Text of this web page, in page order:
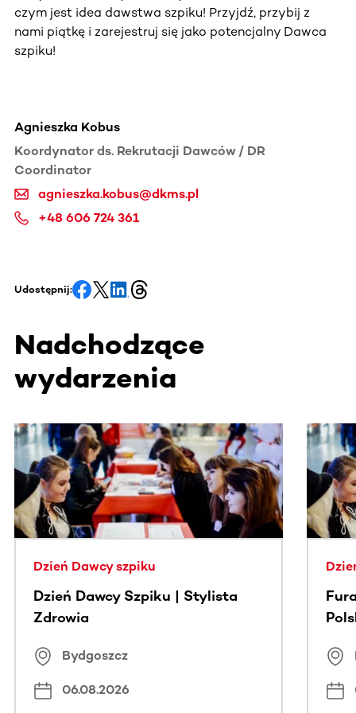
czym jest idea dawstwa szpiku! Przyjdź, przybij z
nami piątkę i zarejestruj się jako potencjalny Dawca
szpiku!
Agnieszka Kobus
Koordynator ds. Rekrutacji Dawców / DR
Coordinator
agnieszka.kobus@dkms.pl
+48 606 724 361
Udostępnij:
Nadchodzące
wydarzenia
Ta sekcja zawiera treści przewijane w poziomie. Użyj
Dzień Dawcy szpiku
Dzień Dawcy Szpiku | Stylista
Zdrowia
Bydgoszcz
06.08.2026